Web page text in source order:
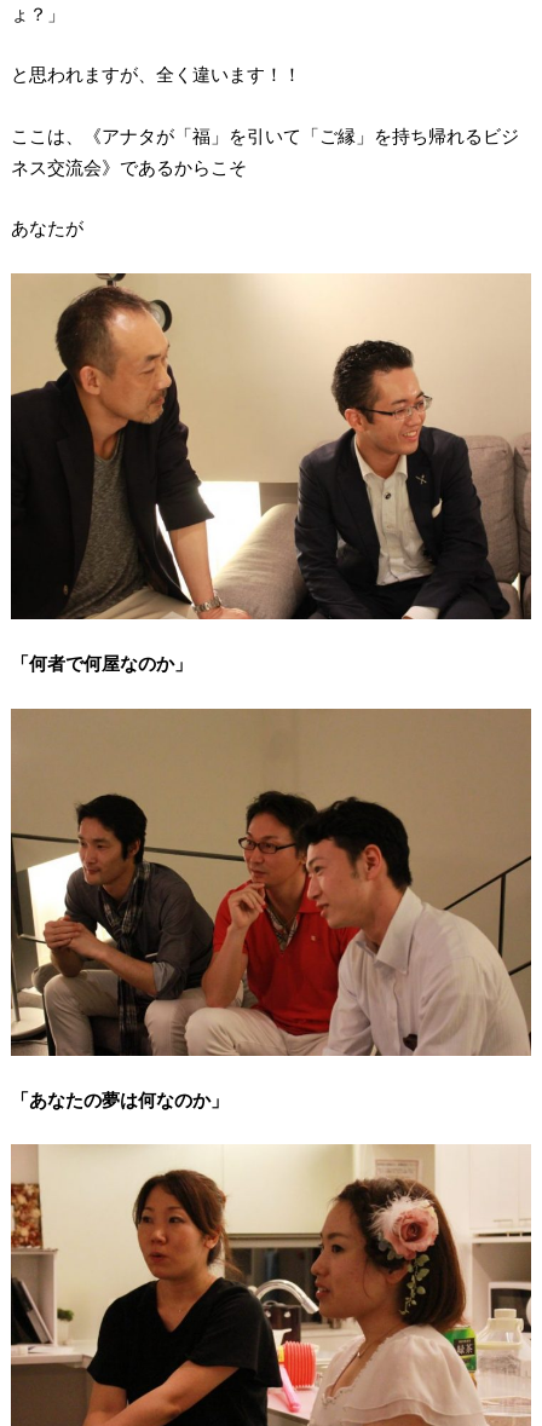
ょ？」
と思われますが、全く違います！！
ここは、《アナタが「福」を引いて「ご縁」を持ち帰れるビジ
ネス交流会》であるからこそ
あなたが
「何者で何屋なのか」
「あなたの夢は何なのか」